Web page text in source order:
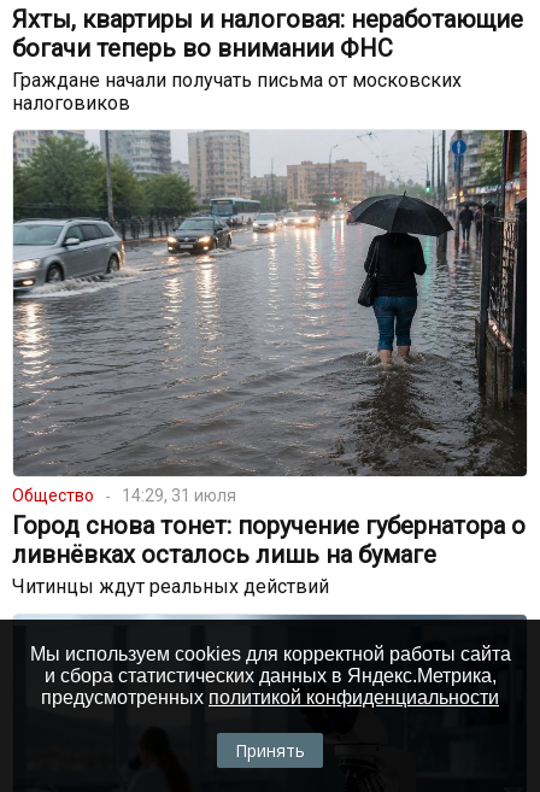
Яхты, квартиры и налоговая: неработающие
богачи теперь во внимании ФНС
Граждане начали получать письма от московских
налоговиков
Общество 14:29, 31 июля
Город снова тонет: поручение губернатора о
ливнёвках осталось лишь на бумаге
Читинцы ждут реальных действий
Мы используем cookies для корректной работы сайта
и сбора статистических данных в Яндекс.Метрика,
предусмотренных политикой конфиденциальности
Принять